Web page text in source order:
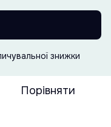
знижки
Порівняти